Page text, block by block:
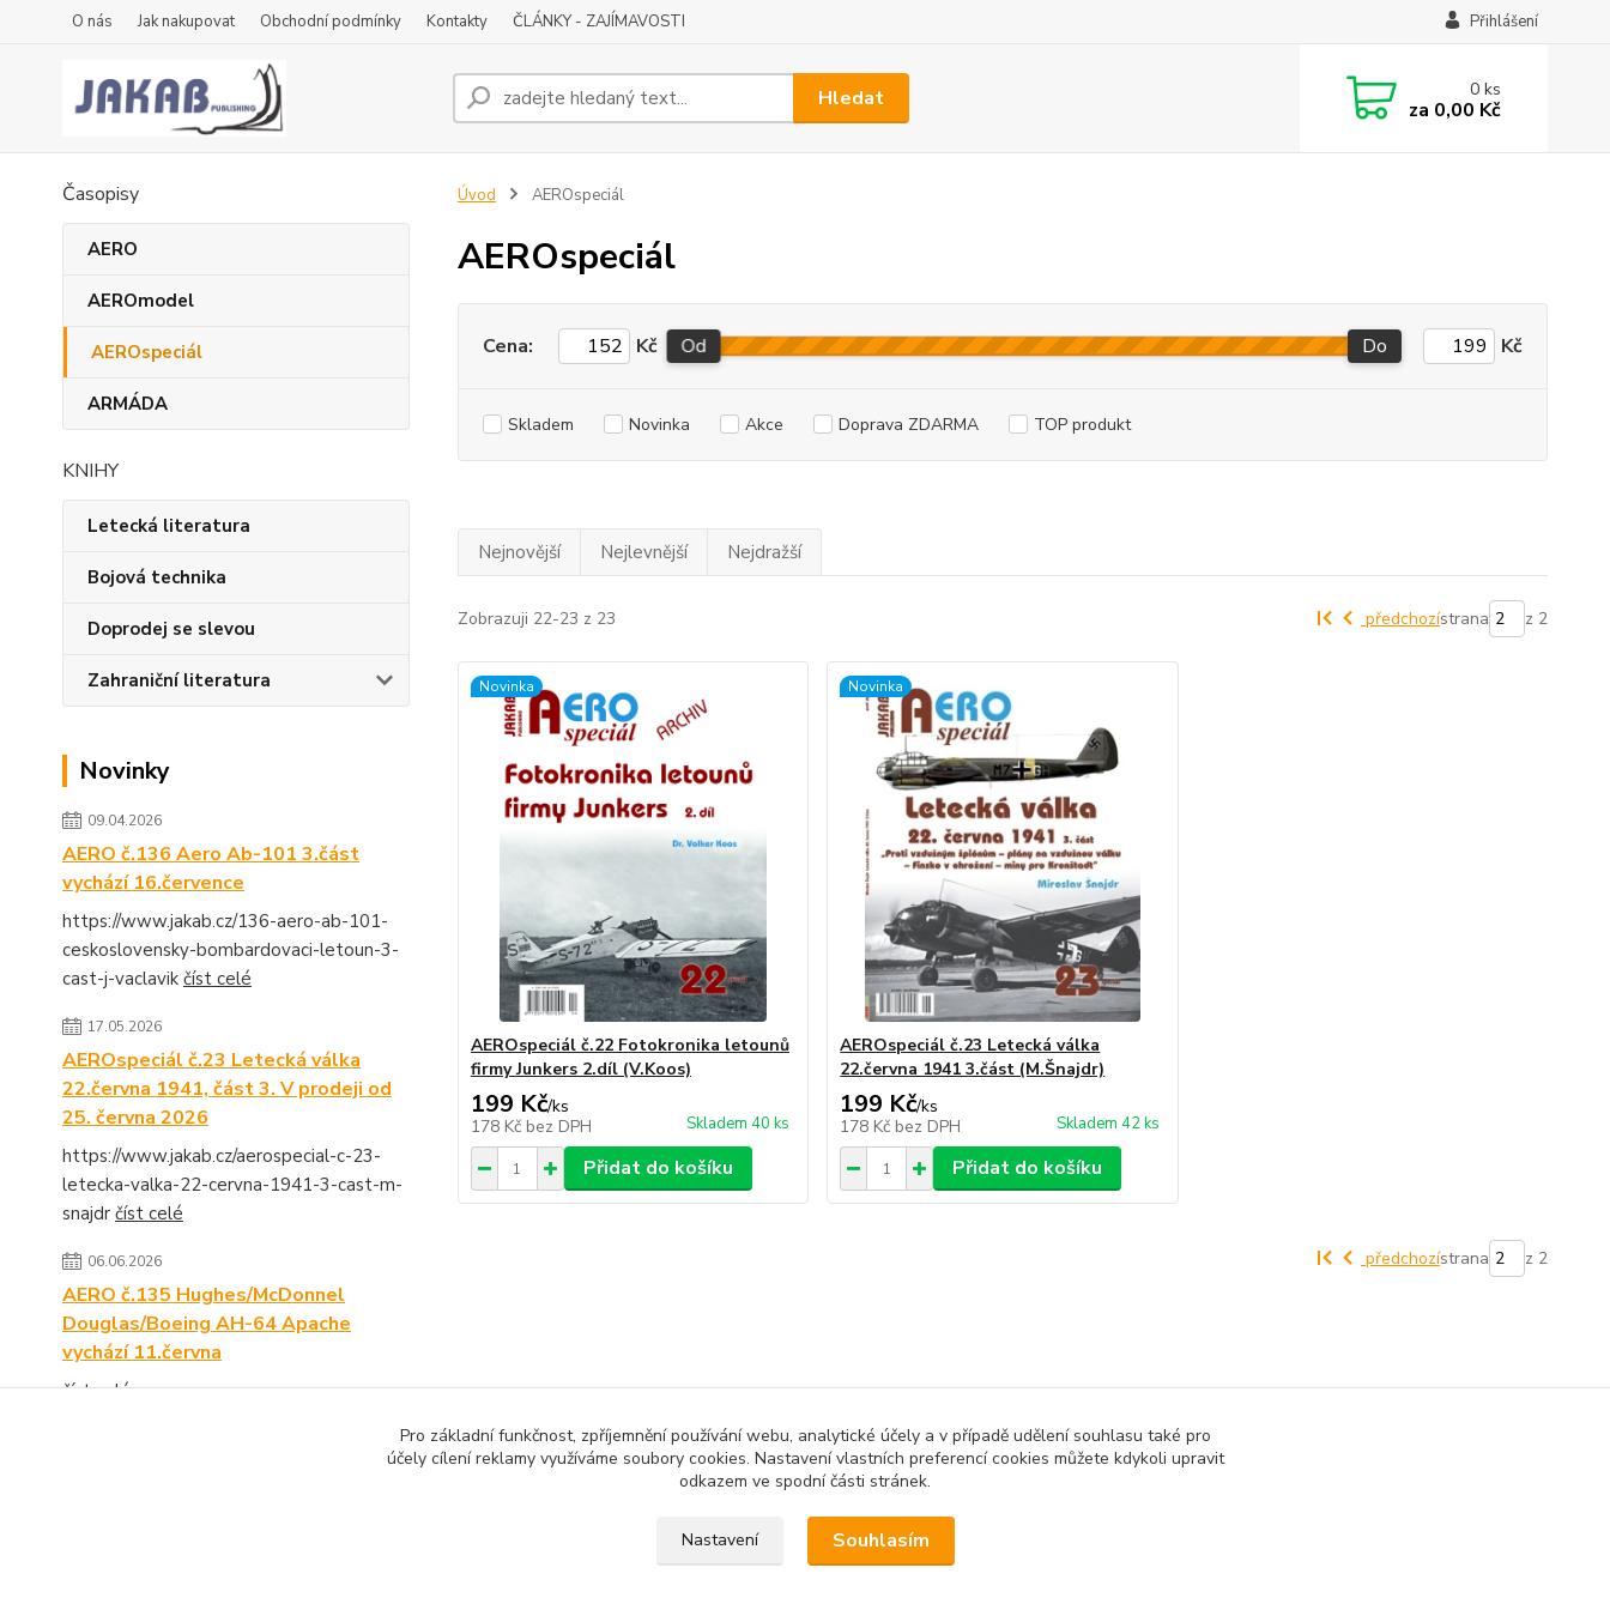
O nás Jak nakupovat Obchodní podmínky Kontakty ČLÁNKY - ZAJÍMAVOSTI Přihlášení
Hledat 0ks
za 0,00 Kč
Časopisy
AERO
AEROmodel
AEROspeciál
ARMÁDA
KNIHY
Letecká literatura
Bojová technika
Doprodej se slevou
Zahraniční literatura
Novinky
09.04.2026
AERO č.136 Aero Ab-101 3.část
vychází 16.července
https://www.jakab.cz/136-aero-ab-101-
ceskoslovensky-bombardovaci-letoun-3-
cast-j-vaclavik číst celé
17.05.2026
AEROspeciál č.23 Letecká válka
22.června 1941, část 3. V prodeji od
25. června 2026
https://www.jakab.cz/aerospecial-c-23-
letecka-valka-22-cervna-1941-3-cast-m-
snajdr číst celé
06.06.2026
AERO č.135 Hughes/McDonnel
Douglas/Boeing AH-64 Apache
vychází 11.června
číst celé
Úvod AEROspeciál
AEROspeciál
Cena: Kč Od Do Kč
Skladem Novinka Akce Doprava ZDARMA TOP produkt
Nejnovější Nejlevnější Nejdražší
Zobrazuji 22-23 z 23 předchozístrana z 2
Novinka
AEROspeciál č.22 Fotokronika letounů
firmy Junkers 2.díl (V.Koos)
199 Kč/ks
178 Kč bez DPH Skladem 40 ks
Přidat do košíku
Novinka
AEROspeciál č.23 Letecká válka
22.června 1941 3.část (M.Šnajdr)
199 Kč/ks
178 Kč bez DPH Skladem 42 ks
Přidat do košíku
předchozístrana z 2
Pro základní funkčnost, zpříjemnění používání webu, analytické účely a v případě udělení souhlasu také pro
účely cílení reklamy využíváme soubory cookies. Nastavení vlastních preferencí cookies můžete kdykoli upravit
odkazem ve spodní části stránek.
Nastavení Souhlasím